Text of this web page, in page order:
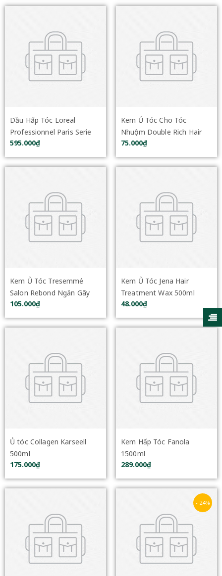
Dầu Hấp Tóc Loreal
Professionnel Paris Serie
Expert Absolut Repair
250ml
595.000₫
Kem Ủ Tóc Cho Tóc
Nhuộm Double Rich Hair
Mask Extra Damage (Gold)
150g
75.000₫
Kem Ủ Tóc Tresemmé
Salon Rebond Ngăn Gãy
Rụng 180ml N3 Treament
Mask
105.000₫
Kem Ủ Tóc Jena Hair
Treatment Wax 500ml
48.000₫
Ủ tóc Collagen Karseell
500ml
175.000₫
Kem Hấp Tóc Fanola
1500ml
289.000₫
- 24%